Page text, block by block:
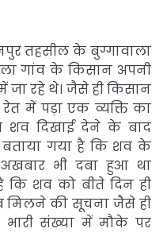
तहसील के बुग्गावाला
गांव के किसान अपनी
रहे थे। जैसे ही किसान
में पड़ा एक व्यक्ति का
शव दिखाई देने के बाद
गया है कि शव के
भी दबा हुआ था
कि शव को बीते दिन ही
मिलने की सूचना जैसे ही
संख्या में मौके पर